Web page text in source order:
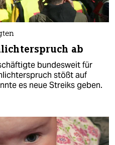
ab
bundesweit für
stößt auf
es neue Streiks geben.